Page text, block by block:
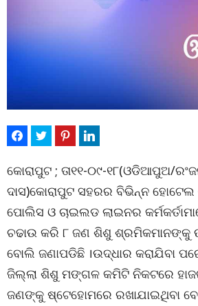
କୋରାପୁଟ ; ତା୧୧-୦୯-୧୮(ଓଡିଆପୁଅ/
ଦାସ)କୋରାପୁଟ ସହରର ବିଭିନ୍ନ
ପୋଲିସ ଓ ଚାଇଲଡ ଲାଇନର
ଚଢାଉ କରି ୮ ଜଣ ଶିଶୁ ଶ୍ରମିକମାନଙ୍କୁ
ବୋଲି ଜଣାପଡିଛି ।ଉଦ୍ଧାର କରାଯିବା
ଜିଲ୍ଲା ଶିଶୁ ମଙ୍ଗଳ କମିଟି ନିକଟରେ
ଜଣଙ୍କୁ ଷ୍ଟେହୋମରେ ରଖାଯାଇଥିବା